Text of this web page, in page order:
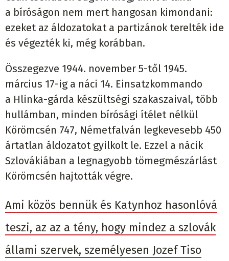
a bíróságon nem mert hangosan kimondani:
ezeket az áldozatokat a partizánok terelték ide
és végezték ki, még korábban.
Összegezve 1944. november 5-től 1945.
március 17-ig a náci 14. Einsatzkommando
a Hlinka-gárda készültségi szakaszaival, több
hullámban, minden bírósági ítélet nélkül
Körömcsén 747, Németfalván legkevesebb 450
ártatlan áldozatot gyilkolt le. Ezzel a nácik
Szlovákiában a legnagyobb tömegmészárlást
Körömcsén hajtották végre.
Ami közös bennük és Katynhoz hasonlóvá
teszi, az az a tény, hogy mindez a szlovák
állami szervek, személyesen Jozef Tiso